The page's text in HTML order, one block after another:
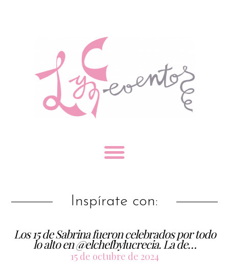
Inspírate con:
Los 15 de Sabrina fueron celebrados por todo
lo alto en @elchefbylucrecia. La de…
15 de octubre de 2024